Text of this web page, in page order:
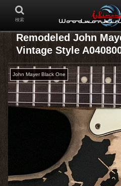
Remodeled John
Vintage Style
John Mayer Black One
検索